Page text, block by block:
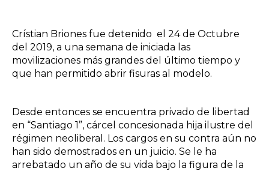
Crístian Briones fue detenido el 24 de Octubre
del 2019, a una semana de iniciada las
movilizaciones más grandes del último tiempo y
que han permitido abrir fisuras al modelo.
Desde entonces se encuentra privado de libertad
en “Santiago 1”, cárcel concesionada hija ilustre del
régimen neoliberal. Los cargos en su contra aún no
han sido demostrados en un juicio. Se le ha
arrebatado un año de su vida bajo la figura de la